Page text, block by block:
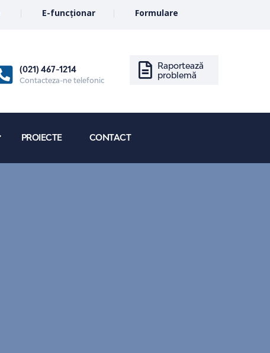
E-funcționar Formulare
(021) 467-1214
Contacteza-ne telefonic
Raportează
problemă
PROIECTE CONTACT